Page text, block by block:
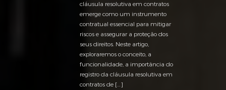
cláusula resolutiva em contratos
emerge como um instrumento
contratual essencial para mitigar
riscos e assegurar a proteção dos
seus direitos. Neste artigo,
exploraremos o conceito, a
funcionalidade, a importância do
registro da cláusula resolutiva em
contratos de […]